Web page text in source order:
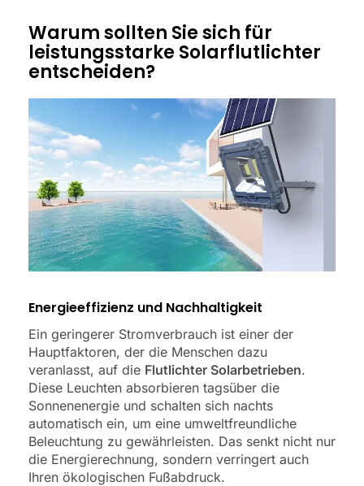
Warum sollten Sie sich für
leistungsstarke Solarflutlichter
entscheiden?
Energieeffizienz und Nachhaltigkeit
Ein geringerer Stromverbrauch ist einer der
Hauptfaktoren, der die Menschen dazu
veranlasst, auf die Flutlichter Solarbetrieben.
Diese Leuchten absorbieren tagsüber die
Sonnenenergie und schalten sich nachts
automatisch ein, um eine umweltfreundliche
Beleuchtung zu gewährleisten. Das senkt nicht nur
die Energierechnung, sondern verringert auch
Ihren ökologischen Fußabdruck.